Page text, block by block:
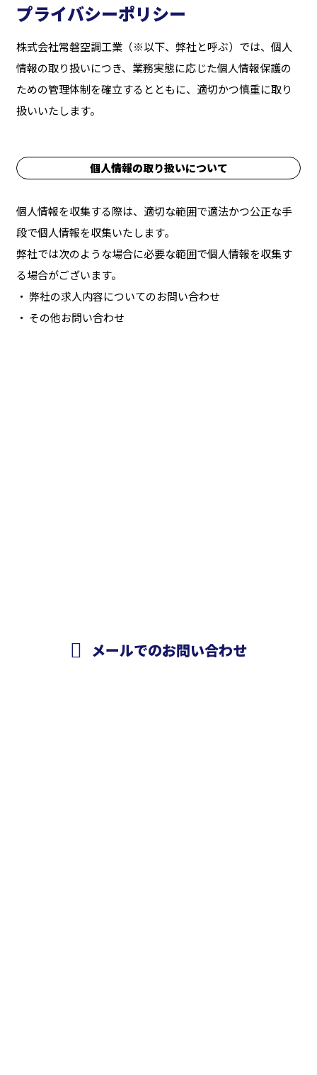
プライバシーポリシー
株式会社常磐空調工業（※以下、弊社と呼ぶ）では、個人
情報の取り扱いにつき、業務実態に応じた個人情報保護の
ための管理体制を確立するとともに、適切かつ慎重に取り
扱いいたします。
個人情報の取り扱いについて
個人情報を収集する際は、適切な範囲で適法かつ公正な手
段で個人情報を収集いたします。
弊社では次のような場合に必要な範囲で個人情報を収集す
る場合がございます。
・ 弊社の求人内容についてのお問い合わせ
・ その他お問い合わせ
メールでのお問い合わせ